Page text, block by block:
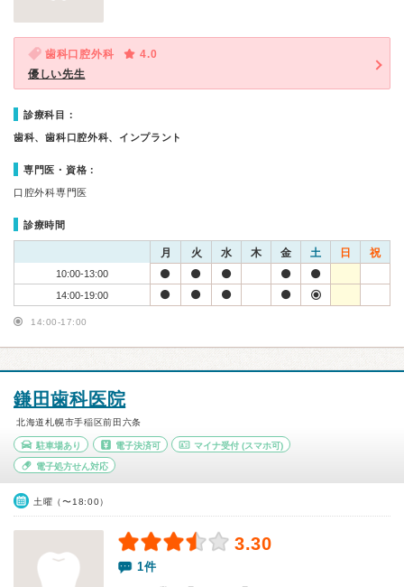
歯科口腔外科
4.0
優しい先生
診療科目：
歯科、歯科口腔外科、インプラント
専門医・資格：
口腔外科専門医
診療時間
月 火 水 木 金 土 日 祝
10:00-13:00
14:00-19:00
14:00-17:00
鎌田歯科医院
北海道札幌市手稲区前田六条
駐車場あり 電子決済可 マイナ受付 (スマホ可)
電子処方せん対応
土曜（〜18:00）
3.30
1件